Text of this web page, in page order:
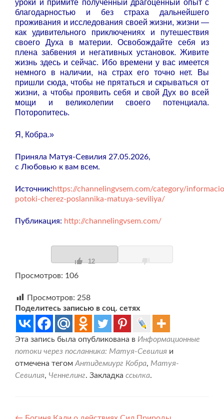
уроки и примите полученный драгоценный опыт с
благодарностью и без страха дальнейшего
проживания и исследования своей жизни, жизни —
как удивительного приключениях и путешествия
своего Духа в материи. Освобождайте себя из
плена забвения и негативных установок. Живите
жизнь здесь и сейчас. Ибо времени у вас имеется
немного в наличии, на страх его точно нет. Вы
пришли сюда, чтобы не прятаться и скрываться от
жизни, а чтобы проявить себя и свой Дух во всей
мощи и великолепии своего потенциала.
Поторопитесь.
Я, Кобра.»
Приняла Матуя-Севилия 27.05.2026,
с Любовью к вам всем.
Источник:https://channelingvsem.com/category/
potoki-cherez-poslannika-matuya-seviliya/
Публикация: http://channelingvsem.com/
12
Просмотров: 106
Просмотров: 258
Поделитесь записью в соц. сетях
Эта запись была опубликована в Информационные
потоки через посланника: Матуя-Севилия и
отмечена тегомАнтидемиург Кобра, Матуя-
Севилия, Ченнелинг. Закладка ссылка.